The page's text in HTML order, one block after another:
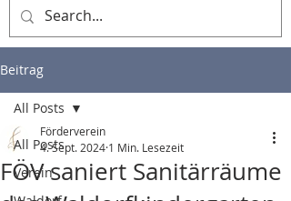
Beitrag
All Posts
Verein
All Posts
FÖV saniert Sanitärräume
Förderverein
4. Sept. 2024 1 Min. Lesezeit